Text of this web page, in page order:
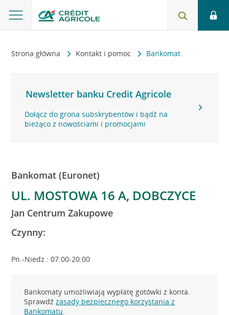
Strona główna Kontakt i pomoc Bankomat
Newsletter banku Credit Agricole
Dołącz do grona subskrybentów i bądź na
bieżąco z nowościami i promocjami
Bankomat (Euronet)
UL. MOSTOWA 16 A, DOBCZYCE
Jan Centrum Zakupowe
Czynny:
Pn.-Niedz.: 07:00-20:00
Bankomaty umożliwiają wypłatę gotówki z konta.
Sprawdźzasady bezpiecznego korzystania z
Bankomatu.